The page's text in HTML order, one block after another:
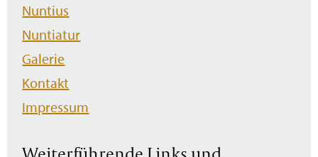
Nuntius
Nuntiatur
Galerie
Kontakt
Impressum